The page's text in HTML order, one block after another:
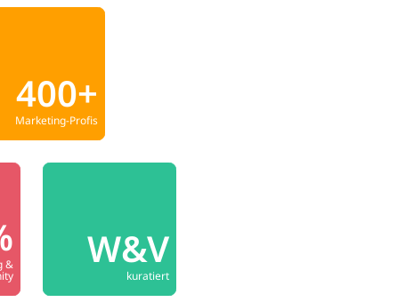
400+
Marketing-Profis
& W&V
kuratiert